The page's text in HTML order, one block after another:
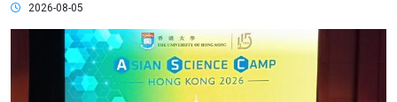
2026-08-05